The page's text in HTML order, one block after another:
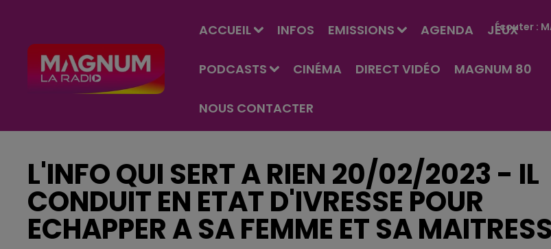
ACCUEIL INFOS EMISSIONS AGENDA JEUX
PODCASTS CINÉMA DIRECT VIDÉO MAGNUM 80
NOUS CONTACTER
Écouter :
L'INFO QUI SERT A RIEN 20/02/2023 - IL
CONDUIT EN ETAT D'IVRESSE POUR
ECHAPPER A SA FEMME ET SA